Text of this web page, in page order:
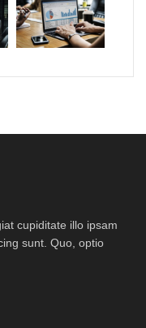
cupiditate illo ipsam
sunt. Quo, optio